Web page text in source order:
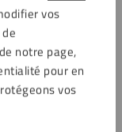
vos
notre page,
pour en
vos
satiné 4 mm
TTC